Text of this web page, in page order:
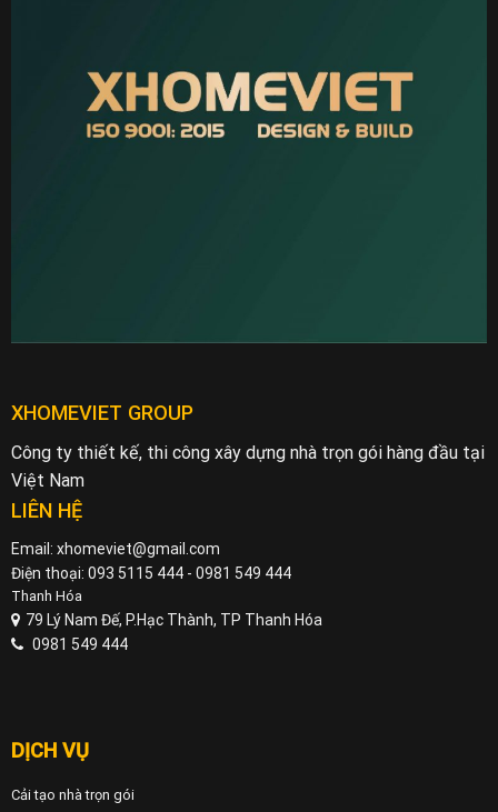
XHOMEVIET GROUP
Công ty thiết kế, thi công xây dựng nhà trọn gói hàng đầu tại
Việt Nam
LIÊN HỆ
Email: xhomeviet@gmail.com
Điện thoại: 093 5115 444 - 0981 549 444
Thanh Hóa
79 Lý Nam Đế, P.Hạc Thành, TP Thanh Hóa
0981 549 444
DỊCH VỤ
Cải tạo nhà trọn gói